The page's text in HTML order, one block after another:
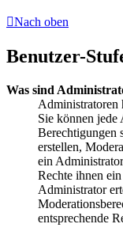
Nach oben
Benutzer-
Was sind
Administratoren
Sie können
Berechtigungen
erstellen,
ein
Rechte ihnen
Administrator
entsprechende